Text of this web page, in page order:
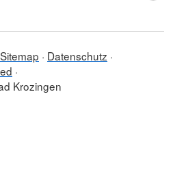
Sitemap
Datenschutz
Krozingen